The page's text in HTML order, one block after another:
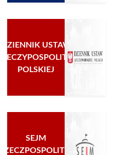
DZIENNIK USTAW
RZECZYPOSPOLITEJ
POLSKIEJ
SEJM
RZECZPOSPOLITEJ